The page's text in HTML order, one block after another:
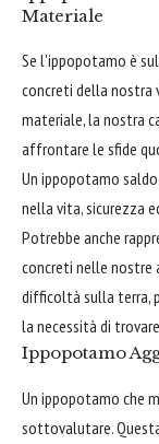
Materiale
Se l'ippopotamo è
concreti della nostra
materiale, la nostra
affrontare le sfide
Un ippopotamo
nella vita, sicurezza
Potrebbe anche
concreti nelle nostre
difficoltà sulla terra,
la necessità di
Ippopotamo
Un ippopotamo che
sottovalutare.